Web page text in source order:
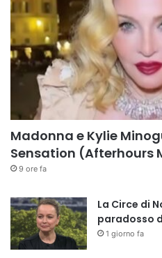
Madonna e Kylie
Sensation (Afterhours
9 ore fa
La Circe di
paradosso
1 giorno fa